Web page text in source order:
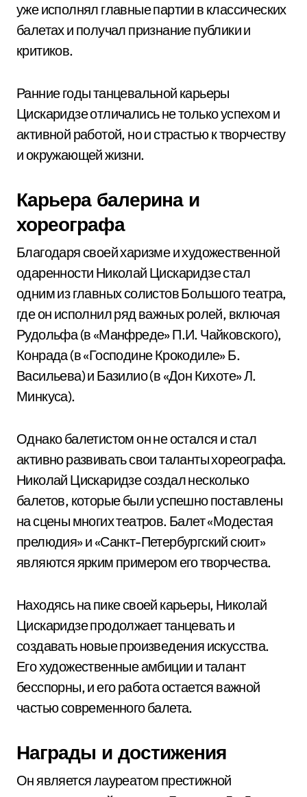
уже исполнял главные партии в классических
балетах и получал признание публики и
критиков.
Ранние годы танцевальной карьеры
Цискаридзе отличались не только успехом и
активной работой, но и страстью к творчеству
и окружающей жизни.
Карьера балерина и
хореографа
Благодаря своей харизме и художественной
одаренности Николай Цискаридзе стал
одним из главных солистов Большого театра,
где он исполнил ряд важных ролей, включая
Рудольфа (в «Манфреде» П.И. Чайковского),
Конрада (в «Господине Крокодиле» Б.
Васильева) и Базилио (в «Дон Кихоте» Л.
Минкуса).
Однако балетистом он не остался и стал
активно развивать свои таланты хореографа.
Николай Цискаридзе создал несколько
балетов, которые были успешно поставлены
на сцены многих театров. Балет «Модестая
прелюдия» и «Санкт-Петербургский сюит»
являются ярким примером его творчества.
Находясь на пике своей карьеры, Николай
Цискаридзе продолжает танцевать и
создавать новые произведения искусства.
Его художественные амбиции и талант
бесспорны, и его работа остается важной
частью современного балета.
Награды и достижения
Он является лауреатом престижной